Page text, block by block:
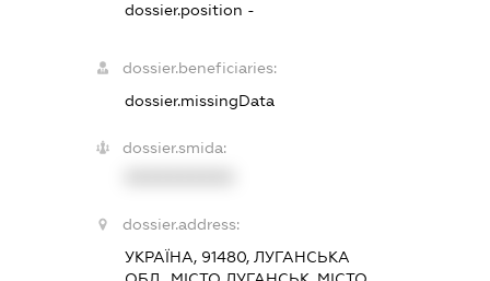
dossier.position -
dossier.beneficiaries:
dossier.missingData
dossier.smida:
dossier.address:
УКРАЇНА, 91480, ЛУГАНСЬКА